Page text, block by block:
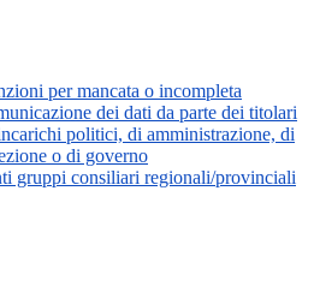
per mancata o incompleta
dei dati da parte dei titolari
politici, di amministrazione, di
o di governo
gruppi consiliari regionali/provinciali